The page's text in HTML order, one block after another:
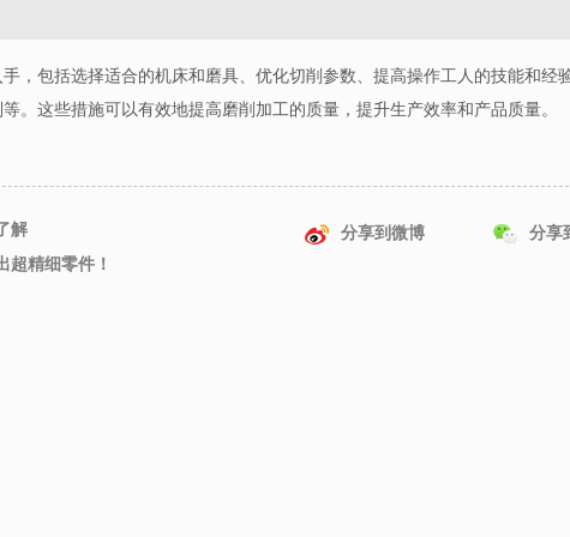
，包括选择适合的机床和磨具、优化切削参数、提高操作工人的技能和经
。这些措施可以有效地提高磨削加工的质量，提升生产效率和产品质量。
解
超精细零件！
分享到微博 分享